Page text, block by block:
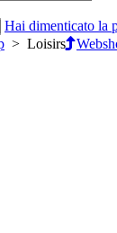
Hai dimenticato la
> Loisirs